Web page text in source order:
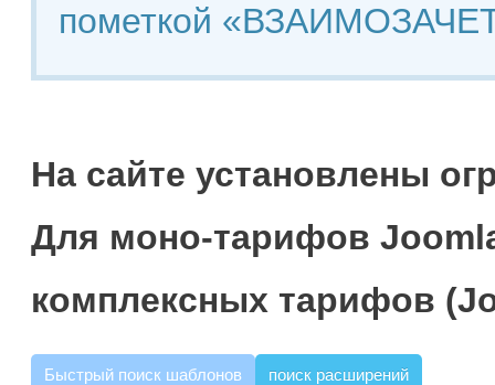
пометкой
На сайте установлены
Для моно-тарифов
комплексных тарифов
Быстрый поиск шаблонов поиск расширений